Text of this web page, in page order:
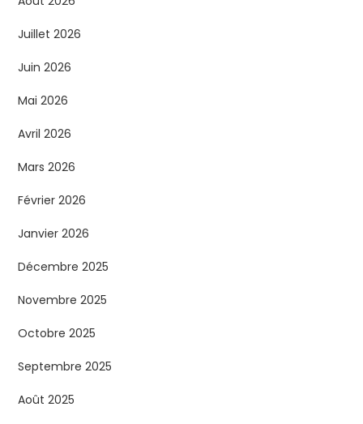
Juillet 2026
Juin 2026
Mai 2026
Avril 2026
Mars 2026
Février 2026
Janvier 2026
Décembre 2025
Novembre 2025
Octobre 2025
Septembre 2025
Août 2025